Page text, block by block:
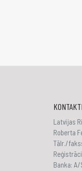
KONTAKTI
Latvijas
Roberta
Tālr./
Banka: